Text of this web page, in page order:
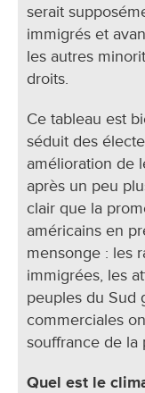
serait
immigrés et
les autres
droits.
Ce tableau est
séduit des
amélioration de
après un peu
clair que la
américains en
mensonge : les
immigrées, les
peuples du Sud
commerciales
souffrance de la
Quel est le